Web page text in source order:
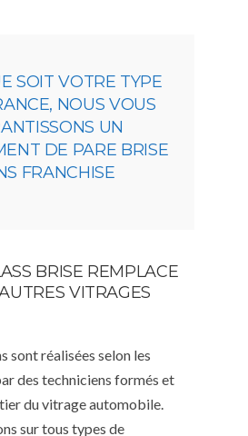
SOIT VOTRE TYPE
NOUS VOUS
UN
DE PARE BRISE
FRANCHISE
BRISE REMPLACE
VITRAGES
sont réalisées selon les
des techniciens formés et
du vitrage automobile.
sur tous types de